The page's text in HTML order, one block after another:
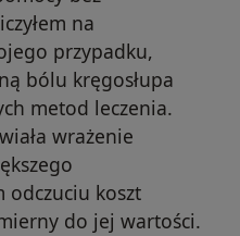
na
przypadku,
bólu kręgosłupa
metod leczenia.
wrażenie
odczuciu koszt
do jej wartości.